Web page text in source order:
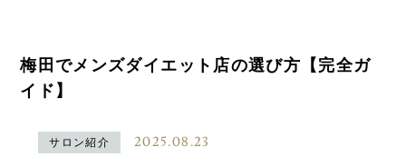
梅田でメンズダイエット店の選び方【完全ガ
イド】
サロン紹介 2025.08.23